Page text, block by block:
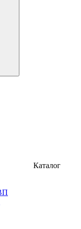
Каталог